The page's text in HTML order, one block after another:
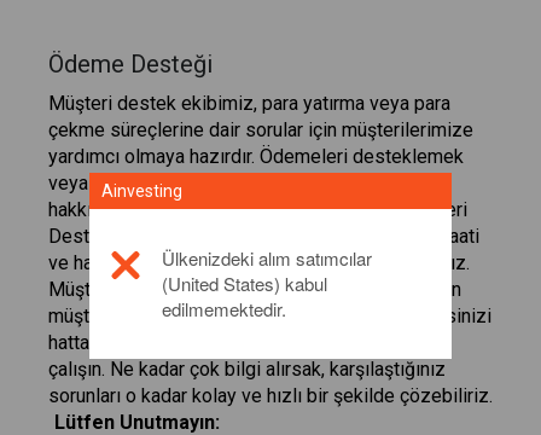
Ödeme Desteği
Müşteri destek ekibimiz, para yatırma veya para
çekme süreçlerine dair sorular için müşterilerimize
yardımcı olmaya hazırdır. Ödemeleri desteklemek
veya işlem gününde ortaya çıkan diğer sorunlar
hakkında bilgi almak için her zamancontactmüşteri
Destek Merkezimize ulaşabilirsiniz. Günün 24 saati
ve haftanın beş günü size yardımcı olmaya hazırız.
Müşteri destek ekibiyle iletişime geçerken lütfen
müşteri kimliğinizi, adınız ve soyadınızı ve adresinizi
hatta mümkün olan en detaylı bilgileri vermeye
çalışın. Ne kadar çok bilgi alırsak, karşılaştığınız
sorunları o kadar kolay ve hızlı bir şekilde çözebiliriz.
Lütfen Unutmayın:
Ainvesting
Ülkenizdeki alım satımcılar
(United States) kabul
edilmemektedir.